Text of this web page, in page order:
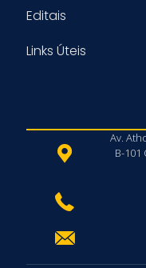
Editais
Links Úteis
Av.
B-101